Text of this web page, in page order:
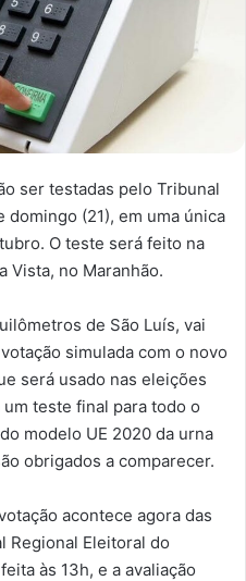
ser testadas pelo Tribunal
(21), em uma única
O teste será feito na
Vista, no Maranhão.
de São Luís, vai
simulada com o novo
será usado nas eleições
teste final para todo o
modelo UE 2020 da urna
obrigados a comparecer.
acontece agora das
Regional Eleitoral do
às 13h, e a avaliação